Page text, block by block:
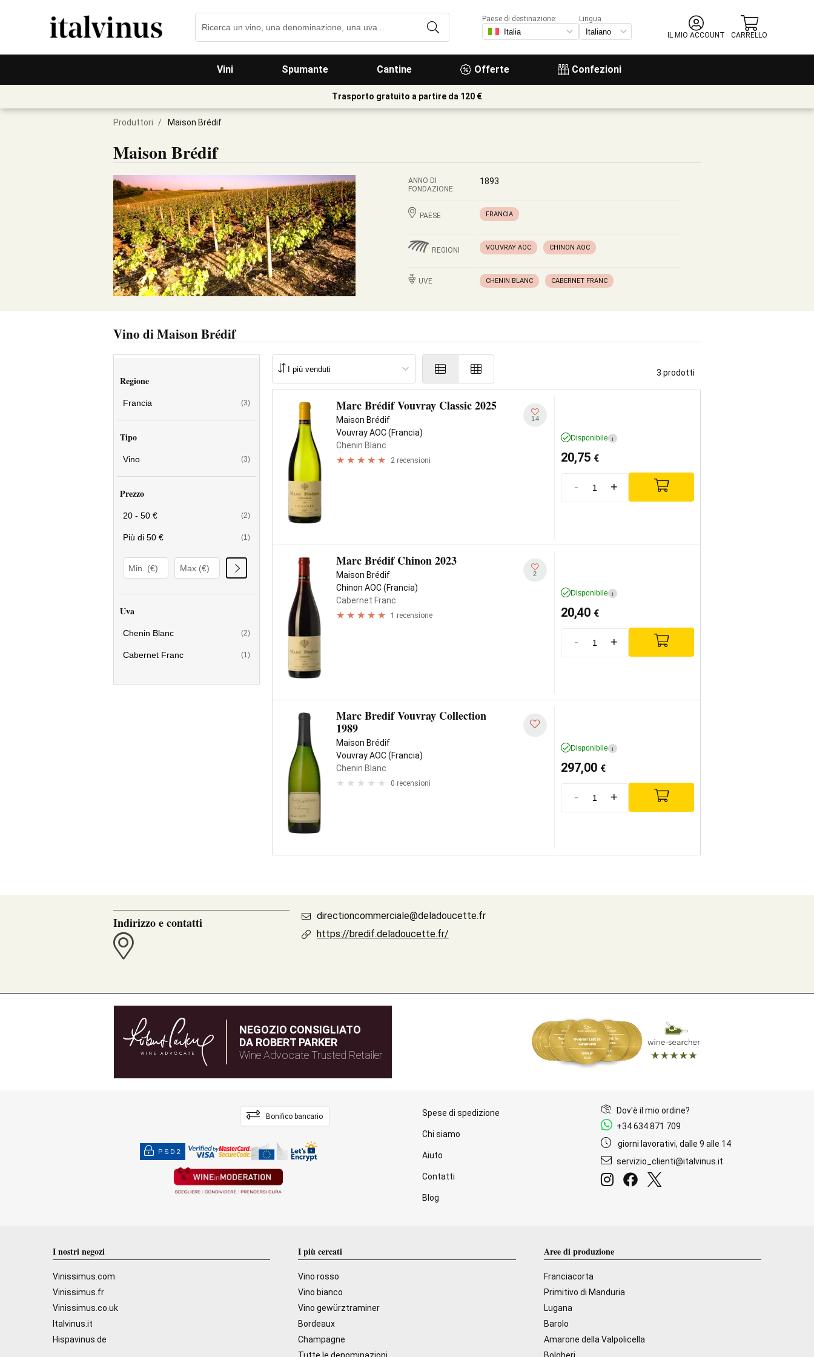
Vini Spumante Cantine Offerte Confezioni
Paese di destinazione:
Lingua
IL MIO ACCOUNT
CARRELLO
Trasporto gratuito a partire da 120 €
Produttori / Maison Brédif
Maison Brédif
ANNO DI
FONDAZIONE
1893
PAESE FRANCIA
REGIONI VOUVRAY AOC CHINON AOC
UVE CHENIN BLANC CABERNET FRANC
Vino di Maison Brédif
Regione
Francia (3)
Tipo
Vino (3)
Prezzo
20 - 50 € (2)
Più di 50 € (1)
Uva
Chenin Blanc (2)
Cabernet Franc (1)
3 prodotti
Marc Brédif Vouvray Classic 2025
Maison Brédif
Vouvray AOC (Francia)
Chenin Blanc
2 recensioni
14
Disponibile i
20,75 €
- +
Marc Brédif Chinon 2023
Maison Brédif
Chinon AOC (Francia)
Cabernet Franc
1 recensione
2
Disponibile i
20,40 €
- +
Marc Bredif Vouvray Collection
1989
Maison Brédif
Vouvray AOC (Francia)
Chenin Blanc
0 recensioni
Disponibile i
297,00 €
- +
Indirizzo e contatti
directioncommerciale@deladoucette.fr
https://bredif.deladoucette.fr/
NEGOZIO CONSIGLIATO
DA ROBERT PARKER
Wine Advocate Trusted Retailer
Bonifico bancario
PSD2
Spese di spedizione
Chi siamo
Aiuto
Contatti
Blog
Dov'è il mio ordine?
+34 634 871 709
giorni lavorativi, dalle 9 alle 14
servizio_clienti@italvinus.it
I nostri negozi
Vinissimus.com
Vinissimus.fr
Vinissimus.co.uk
Italvinus.it
Hispavinus.de
I più cercati
Vino rosso
Vino bianco
Vino gewürztraminer
Bordeaux
Champagne
Aree di produzione
Franciacorta
Primitivo di Manduria
Lugana
Barolo
Amarone della Valpolicella